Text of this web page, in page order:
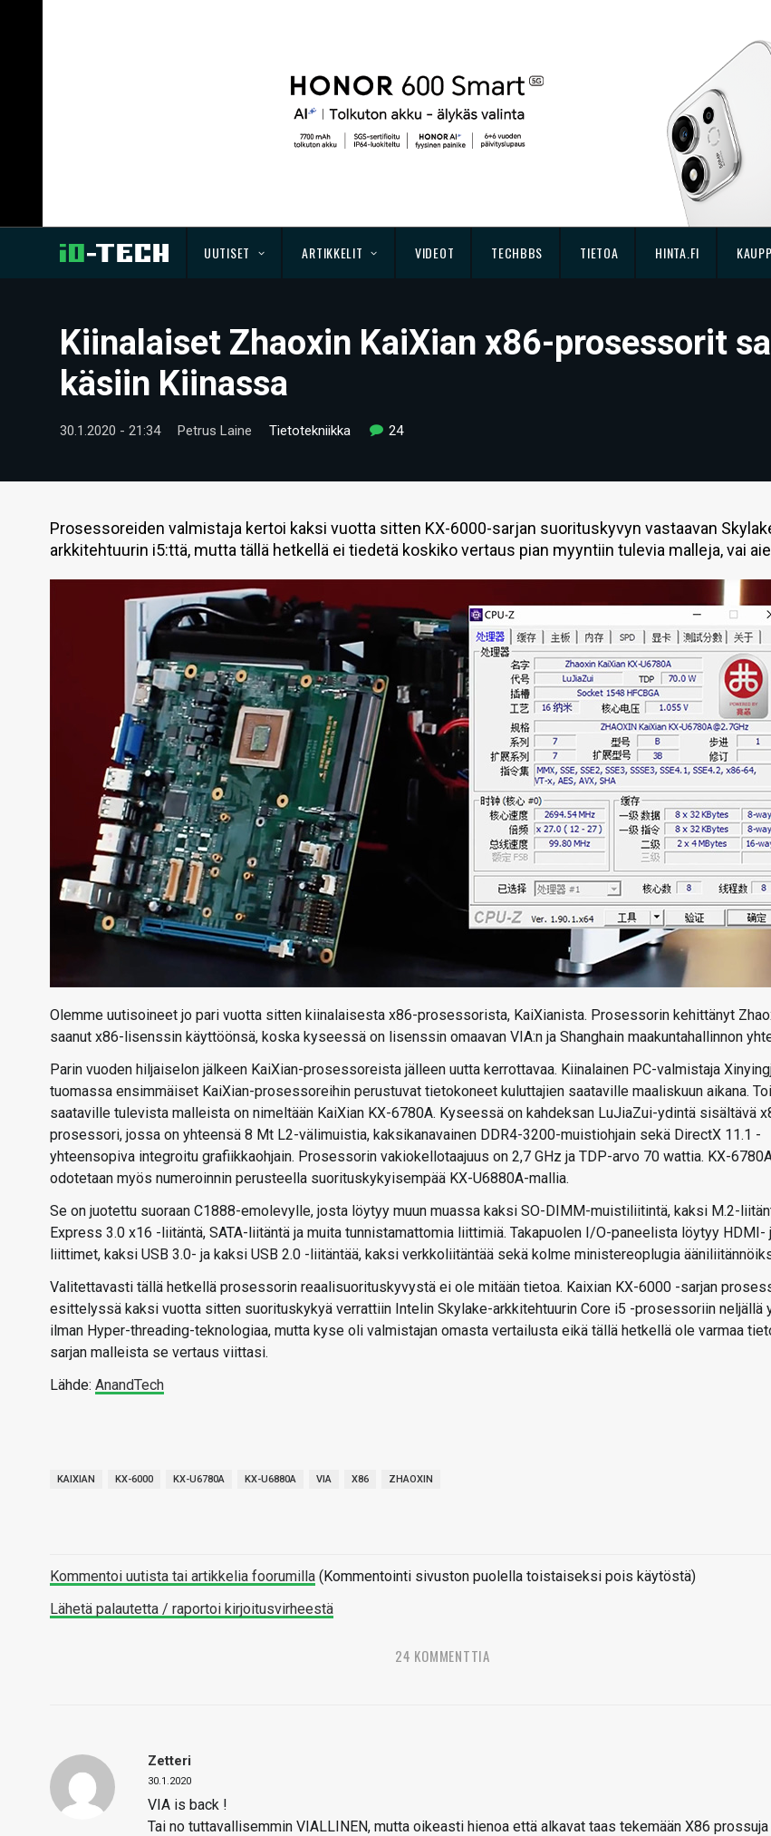
UUTISET ARTIKKELIT VIDEOT TECHBBS TIETOA HINTA.FI
Kiinalaiset Zhaoxin KaiXian x86-prosessorit
käsiin Kiinassa
30.1.2020 - 21:34 Petrus Laine Tietotekniikka 24
Prosessoreiden valmistaja kertoi kaksi vuotta sitten KX-6000-sarjan suorituskyvyn vastaavan
arkkitehtuurin i5:ttä, mutta tällä hetkellä ei tiedetä koskiko vertaus pian myyntiin tulevia malleja, vai
Olemme uutisoineet jo pari vuotta sitten kiinalaisesta x86-prosessorista, KaiXianista. Prosessorin kehittänyt
saanut x86-lisenssin käyttöönsä, koska kyseessä on lisenssin omaavan VIA:n ja Shanghain maakuntahallinnon
Parin vuoden hiljaiselon jälkeen KaiXian-prosessoreista jälleen uutta kerrottavaa. Kiinalainen PC-valmistaja
tuomassa ensimmäiset KaiXian-prosessoreihin perustuvat tietokoneet kuluttajien saataville maaliskuun aikana.
saataville tulevista malleista on nimeltään KaiXian KX-6780A. Kyseessä on kahdeksan LuJiaZui-ydintä sisältävä
prosessori, jossa on yhteensä 8 Mt L2-välimuistia, kaksikanavainen DDR4-3200-muistiohjain sekä DirectX 11.1 -
yhteensopiva integroitu grafiikkaohjain. Prosessorin vakiokellotaajuus on 2,7 GHz ja TDP-arvo 70 wattia. KX-
odotetaan myös numeroinnin perusteella suorituskykyisempää KX-U6880A-mallia.
Se on juotettu suoraan C1888-emolevylle, josta löytyy muun muassa kaksi SO-DIMM-muistiliitintä, kaksi M.2-
Express 3.0 x16 -liitäntä, SATA-liitäntä ja muita tunnistamattomia liittimiä. Takapuolen I/O-paneelista löytyy HDMI-
liittimet, kaksi USB 3.0- ja kaksi USB 2.0 -liitäntää, kaksi verkkoliitäntää sekä kolme ministereoplugia
Valitettavasti tällä hetkellä prosessorin reaalisuorituskyvystä ei ole mitään tietoa. Kaixian KX-6000 -sarjan
esittelyssä kaksi vuotta sitten suorituskykyä verrattiin Intelin Skylake-arkkitehtuurin Core i5 -prosessoriin neljällä
ilman Hyper-threading-teknologiaa, mutta kyse oli valmistajan omasta vertailusta eikä tällä hetkellä ole varmaa
sarjan malleista se vertaus viittasi.
Lähde: AnandTech
KAIXIAN KX-6000 KX-U6780A KX-U6880A VIA X86 ZHAOXIN
Kommentoi uutista tai artikkelia foorumilla (Kommentointi sivuston puolella toistaiseksi pois käytöstä)
Lähetä palautetta / raportoi kirjoitusvirheestä
24 KOMMENTTIA
Zetteri
30.1.2020
VIA is back !
Tai no tuttavallisemmin VIALLINEN, mutta oikeasti hienoa että alkavat taas tekemään X86 prossuja